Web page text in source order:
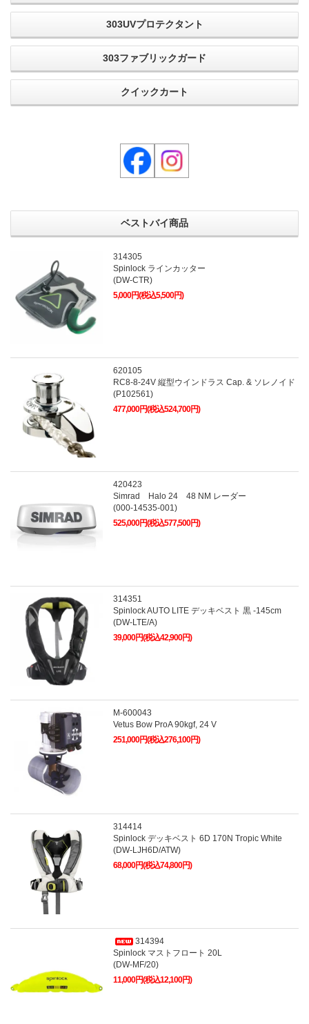
303UVプロテクタント
303ファブリックガード
クイックカート
ベストバイ商品
314305
Spinlock ラインカッター
(DW-CTR)
5,000円(税込5,500円)
620105
RC8-8-24V 縦型ウインドラス Cap. & ソレノイド
(P102561)
477,000円(税込524,700円)
420423
Simrad Halo 24 48 NM レーダー
(000-14535-001)
525,000円(税込577,500円)
314351
Spinlock AUTO LITE デッキベスト 黒 -145cm
(DW-LTE/A)
39,000円(税込42,900円)
M-600043
Vetus Bow ProA 90kgf, 24 V
251,000円(税込276,100円)
314414
Spinlock デッキベスト 6D 170N Tropic White
(DW-LJH6D/ATW)
68,000円(税込74,800円)
314394
Spinlock マストフロート 20L
(DW-MF/20)
11,000円(税込12,100円)